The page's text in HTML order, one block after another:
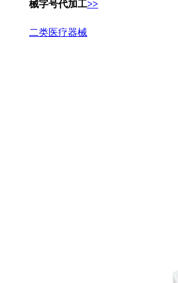
械字号代加工>>
二类医疗器械